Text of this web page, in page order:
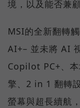
境，以及能否兼
MSI的全新翻轉
AI+– 並未將 AI
Copilot PC+、
擎、2 in 1 翻轉
螢幕與超長續航